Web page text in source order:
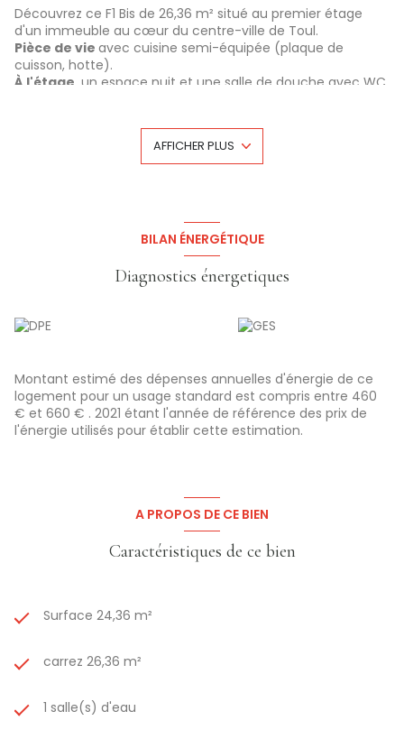
Découvrez ce F1 Bis de 26,36 m² situé au premier étage
d'un immeuble au cœur du centre-ville de Toul.
Pièce de vie avec cuisine semi-équipée (plaque de
cuisson, hotte).
À l'étage , un espace nuit et une salle de douche avec WC.
+30 € de provisions sur charges
(eau, taxe d’ordures ménagères et électricité des
et les honoraires de location sont de
l’état des lieux), avec la possibilité de les régler en 3 fois
Contactez-nous dès maintenant pour visiter !
Les informations sur les risques auxquels ce bien est
www.georisques.gouv.fr
AFFICHER PLUS
BILAN ÉNERGÉTIQUE
Diagnostics énergetiques
Montant estimé des dépenses annuelles d'énergie de ce
logement pour un usage standard est compris entre 460
€ et 660 € . 2021 étant l'année de référence des prix de
l'énergie utilisés pour établir cette estimation.
A PROPOS DE CE BIEN
Caractéristiques de ce bien
Surface 24,36 m²
carrez 26,36 m²
1 salle(s) d'eau